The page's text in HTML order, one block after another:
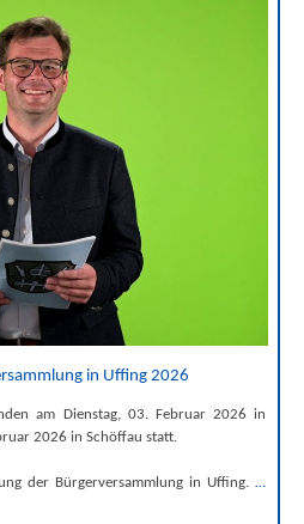
in Uffing 2026
am Dienstag, 03. Februar 2026 in
2026 in Schöffau statt.
der Bürgerversammlung in Uffing.…